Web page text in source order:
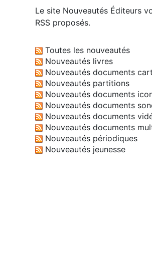
Le site Nouveautés Éditeurs
RSS proposés.
Toutes les nouveautés
Nouveautés livres
Nouveautés documents
Nouveautés partitions
Nouveautés documents
Nouveautés documents
Nouveautés documents
Nouveautés documents
Nouveautés périodiques
Nouveautés jeunesse